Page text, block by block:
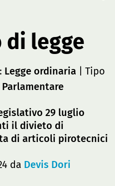
di legge
Legge ordinaria | Tipo
Parlamentare
29 luglio
il divieto di
di articoli pirotecnici
da Devis Dori